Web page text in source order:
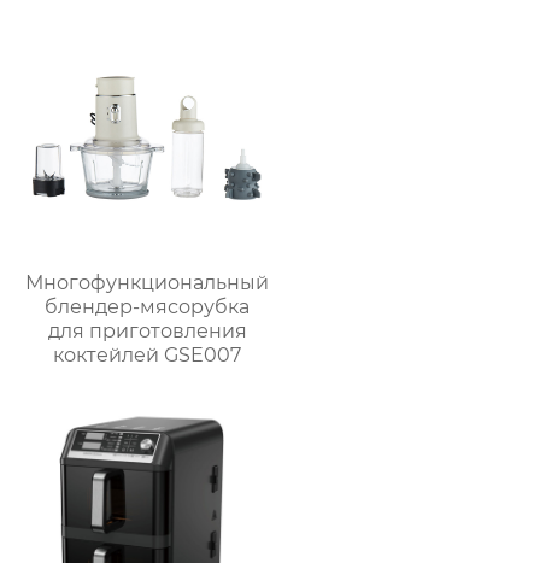
Многофункциональный
блендер-мясорубка
для приготовления
коктейлей GSE007